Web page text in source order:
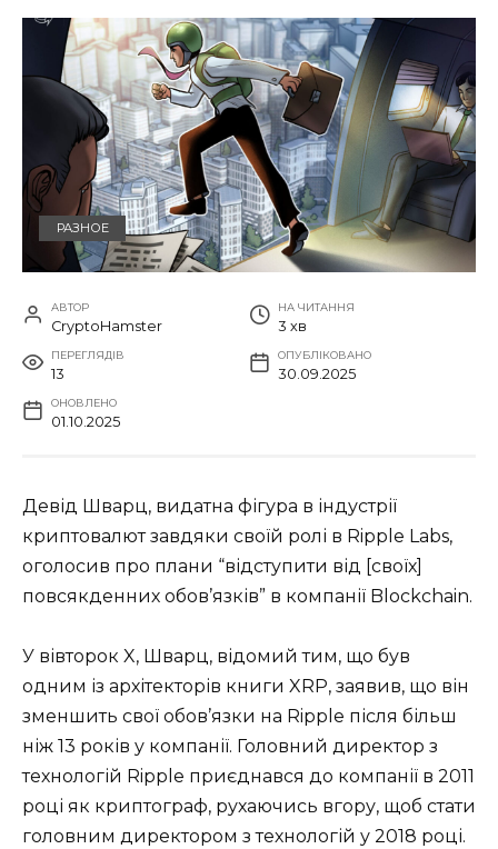
РАЗНОЕ
АВТОР
CryptoHamster
НА ЧИТАННЯ
3 хв
ПЕРЕГЛЯДІВ
13
ОПУБЛІКОВАНО
30.09.2025
ОНОВЛЕНО
01.10.2025
Девід Шварц, видатна фігура в індустрії
криптовалют завдяки своїй ролі в Ripple Labs,
оголосив про плани “відступити від [своїх]
повсякденних обов’язків” в компанії Blockchain.
У вівторок X, Шварц, відомий тим, що був
одним із архітекторів книги XRP, заявив, що він
зменшить свої обов’язки на Ripple після більш
ніж 13 років у компанії. Головний директор з
технологій Ripple приєднався до компанії в 2011
році як криптограф, рухаючись вгору, щоб стати
головним директором з технологій у 2018 році.